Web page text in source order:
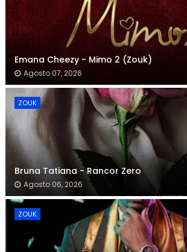
Emana Cheezy - Mimo 2 (Zouk)
Agosto 07, 2026
ZOUK
Bruna Tatiana - Rancor Zero
Agosto 06, 2026
ZOUK